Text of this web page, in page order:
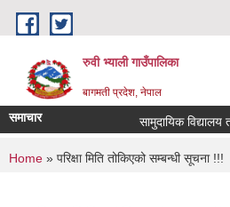
Skip to main content
रुवी भ्याली गाउँपालिका
बागमती प्रदेश, नेपाल
समाचार सामुदायिक
You are here
Home » परिक्षा मिति तोकिएको सम्बन्धी सूचना !!!